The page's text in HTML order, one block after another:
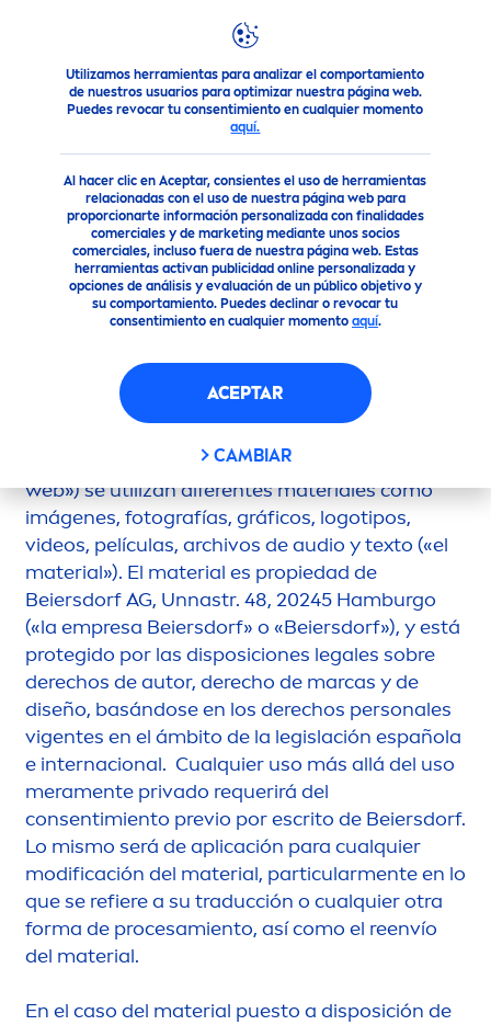
Utilizamos herramientas para analizar el comportamiento
de nuestros usuarios para optimizar nuestra página web.
Puedes revocar tu consentimiento en cualquier momento
aquí.
Al hacer clic en Aceptar, consientes el uso de herramientas
relacionadas con el uso de nuestra página web para
proporcionarte información personalizada con finalidades
comerciales y de marketing mediante unos socios
comerciales, incluso fuera de nuestra página web. Estas
herramientas activan publicidad online personalizada y
opciones de análisis y evaluación de un público objetivo y
su comportamiento. Puedes declinar o revocar tu
consentimiento en cualquier momento aquí.
ACEPTAR
CAMBIAR
NIVEAuna marca de confianza Condiciones de uso
CONDICIONES DE USO
1. Datos personales
En cuanto a la privacidad de datos consulte,
2. Contenido
www.nivea.com.gt
web») se utilizan diferentes materiales como
imágenes, fotografías, gráficos, logotipos,
videos, películas, archivos de audio y texto («el
material»). El material es propiedad de
Beiersdorf AG, Unnastr. 48, 20245 Hamburgo
(«la empresa Beiersdorf» o «Beiersdorf»), y está
protegido por las disposiciones legales sobre
derechos de autor, derecho de marcas y de
diseño, basándose en los derechos personales
vigentes en el ámbito de la legislación española
e internacional. Cualquier uso más allá del uso
meramente privado requerirá del
consentimiento previo por escrito de Beiersdorf.
Lo mismo será de aplicación para cualquier
modificación del material, particularmente en lo
que se refiere a su traducción o cualquier otra
forma de procesamiento, así como el reenvío
del material.
En el caso del material puesto a disposición de